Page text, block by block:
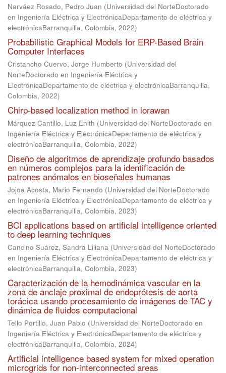
Narváez Rosado, Pedro Juan (Universidad del NorteDoctorado
en Ingeniería Eléctrica y ElectrónicaDepartamento de eléctrica y
electrónicaBarranquilla, Colombia, 2022)
Probabilistic Graphical Models for ERP-Based Brain
Computer Interfaces
Cristancho Cuervo, Jorge Humberto (Universidad del
NorteDoctorado en Ingeniería Eléctrica y
ElectrónicaDepartamento de eléctrica y electrónicaBarranquilla,
Colombia, 2022)
Chirp-based localization method in lorawan
Márquez Cantillo, Luz Enith (Universidad del NorteDoctorado en
Ingeniería Eléctrica y ElectrónicaDepartamento de eléctrica y
electrónicaBarranquilla, Colombia, 2022)
Diseño de algoritmos de aprendizaje profundo basados
en números complejos para la identificación de
patrones anómalos en bioseñales humanas
Jojoa Acosta, Mario Fernando (Universidad del NorteDoctorado
en Ingeniería Eléctrica y ElectrónicaDepartamento de eléctrica y
electrónicaBarranquilla, Colombia, 2023)
BCI applications based on artificial intelligence oriented
to deep learning techniques
Cancino Suárez, Sandra Liliana (Universidad del NorteDoctorado
en Ingeniería Eléctrica y ElectrónicaDepartamento de eléctrica y
electrónicaBarranquilla, Colombia, 2023)
Caracterización de la hemodinámica vascular en la
zona de anclaje proximal de endoprótesis de aorta
torácica usando procesamiento de imágenes de TAC y
dinámica de fluidos computacional
Tello Portillo, Juan Pablo (Universidad del NorteDoctorado en
Ingeniería Eléctrica y ElectrónicaDepartamento de eléctrica y
electrónicaBarranquilla, Colombia, 2024)
Artificial intelligence based system for mixed operation
microgrids for non-interconnected areas